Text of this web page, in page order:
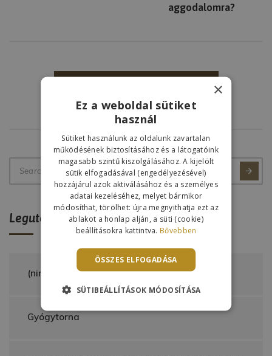
aggodalomra?
Legutóbbi bejegyzések
(nincs cím)
Gyógytorna
×
Ez a weboldal sütiket
használ
Sütiket használunk az oldalunk zavartalan
működésének biztosításához és a látogatóink
magasabb szintű kiszolgálásához. A kijelölt
sütik elfogadásával (engedélyezésével)
hozzájárul azok aktiválásához és a személyes
adatai kezeléséhez, melyet bármikor
módosíthat, törölhet: újra megnyithatja ezt az
ablakot a honlap alján, a süti (cookie)
beállításokra kattintva. Bővebben
ÖSSZES ELFOGADÁSA
SÜTIBEÁLLÍTÁSOK MÓDOSÍTÁSA